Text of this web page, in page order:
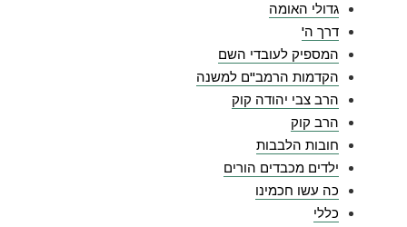
גדולי האומה
דרך ה'
המספיק לעובדי השם
הקדמות הרמב"ם למשנה
הרב צבי יהודה קוק
הרב קוק
חובות הלבבות
ילדים מכבדים הורים
כה עשו חכמינו
כללי